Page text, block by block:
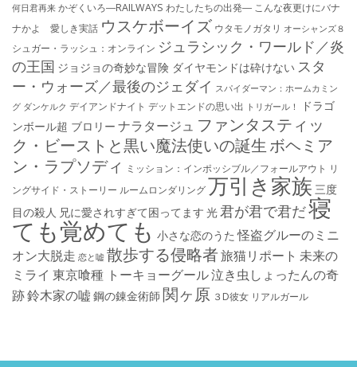
何日君再来 かぞくいろ―RAILWAYS わたしたちの出発― こんな夜更けにバナ
ナかよ 愛しき実話 ウスケボーイズ ウタモノガタリ オーシャンズ８
シュガー・ラッシュ：オ​ンライン ジュラシック・ワールド／炎
の王国 ジョジョの奇妙な冒険 ダイヤモンドは砕けない スタ
ー・ウォーズ／最後のジェダイ スパイダーマン：ホームカミン
グ ダンケルク デイアンドナイト デットエンドの思い出 トリガール！
ドラゴ
ンボール超 ブロリー ナラタージュ ファンタスティッ
ク・ビーストと黒い魔法使いの誕生 ボヘミア
ン・ラプソディ ミッション：インポッシブル／フォールアウト リ
ングサイド・ストーリー ルームロンダリング万引き家族 三度
目の殺人 兄に愛されすぎて困ってます 光君が君で君だ寝
ても覚めても 小さな恋のうた 怪盗グルーのミニ
オン大脱走 恋と嘘 散歩する侵略者旅猫リポート 未来の
ミライ 東京喰種 トーキョーグール泣き虫しょったんの奇
跡鈴木家の嘘 鋼の錬金術師 関ヶ原 ３D彼女 リアルガール